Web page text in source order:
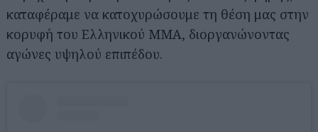
καταφέραμε να κατοχυρώσουμε τη θέση μας στην
κορυφή του Ελληνικού ΜΜΑ, διοργανώνοντας
αγώνες υψηλού επιπέδου.